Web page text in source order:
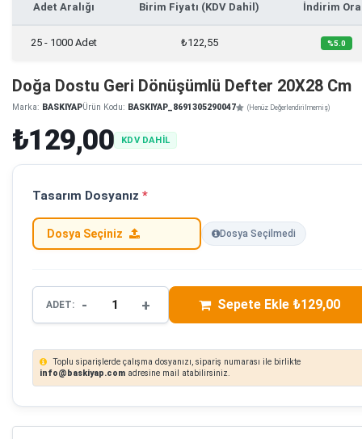
Adet Aralığı Birim Fiyatı (KDV Dahil) İndirim
25 - 1000 Adet ₺122,55 %5.0
Doğa Dostu Geri Dönüşümlü Defter 20X28 Cm
Marka: BASKIYAPÜrün Kodu: BASKIYAP_8691305290047 (Henüz Değerlendirilmemiş)
₺129,00 KDV DAHİL
Tasarım Dosyanız *
Dosya Seçiniz Dosya Seçilmedi
ADET: - + Sepete Ekle ₺129,00
Toplu siparişlerde çalışma dosyanızı, sipariş numarası ile birlikte
info@baskiyap.com adresine mail atabilirsiniz.